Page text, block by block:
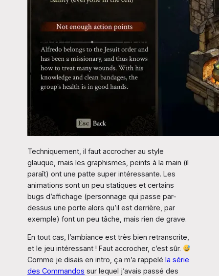
Techniquement, il faut accrocher au style
glauque, mais les graphismes, peints à la main (il
paraît) ont une patte super intéressante. Les
animations sont un peu statiques et certains
bugs d’affichage (personnage qui passe par-
dessus une porte alors qu’il est derrière, par
exemple) font un peu tâche, mais rien de grave.
En tout cas, l’ambiance est très bien retranscrite,
et le jeu intéressant ! Faut accrocher, c’est sûr.
Comme je disais en intro, ça m’a rappelé la série
des Commandos sur lequel j’avais passé des